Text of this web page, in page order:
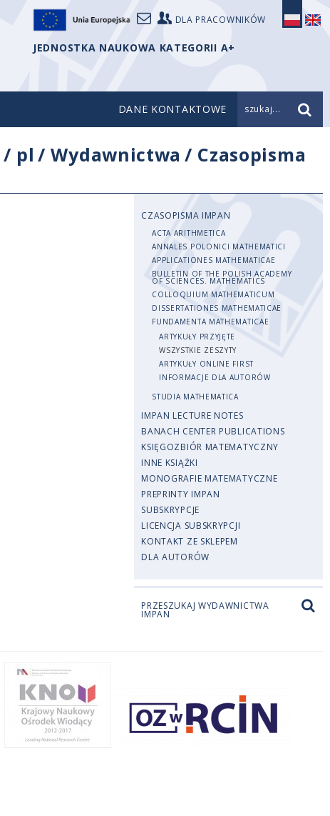
DLA PRACOWNIKÓW
JEDNOSTKA NAUKOWA KATEGORII A+
DANE KONTAKTOWE szukaj...
/ pl /Wydawnictwa / Czasopisma
CZASOPISMA IMPAN
ACTA ARITHMETICA
ANNALES POLONICI MATHEMATICI
APPLICATIONES MATHEMATICAE
BULLETIN OF THE POLISH ACADEMY
OF SCIENCES. MATHEMATICS
COLLOQUIUM MATHEMATICUM
DISSERTATIONES MATHEMATICAE
FUNDAMENTA MATHEMATICAE
ARTYKUŁY PRZYJĘTE
WSZYSTKIE ZESZYTY
ARTYKUŁY ONLINE FIRST
INFORMACJE DLA AUTORÓW
STUDIA MATHEMATICA
IMPAN LECTURE NOTES
BANACH CENTER PUBLICATIONS
KSIĘGOZBIÓR MATEMATYCZNY
INNE KSIĄŻKI
MONOGRAFIE MATEMATYCZNE
PREPRINTY IMPAN
SUBSKRYPCJE
LICENCJA SUBSKRYPCJI
KONTAKT ZE SKLEPEM
DLA AUTORÓW
PRZESZUKAJ WYDAWNICTWA
IMPAN